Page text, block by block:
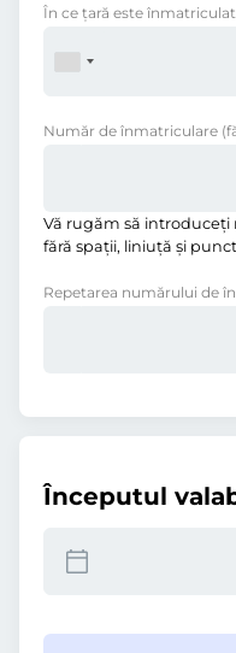
În ce ţară este
Număr de înmatriculare
Vă rugăm să
fără spații, liniuţă și
Repetarea numărului de
Începutul